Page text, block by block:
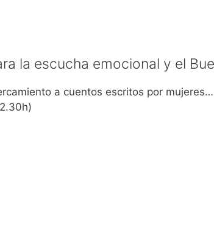
la escucha emocional y el
a cuentos escritos por mujeres…